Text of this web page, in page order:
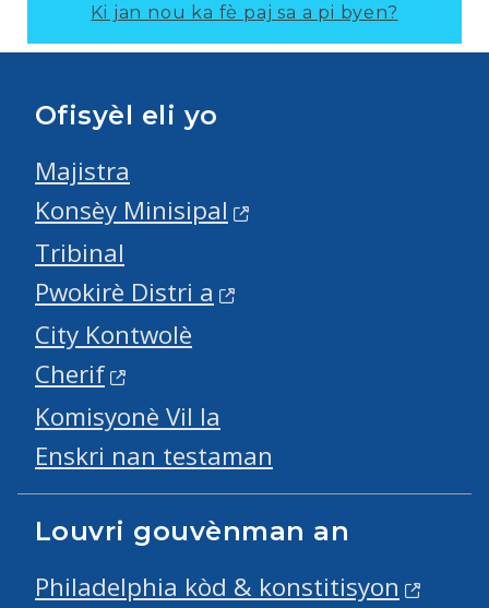
Ki jan nou ka fè paj sa a pi byen?
Ofisyèl eli yo
Majistra
Konsèy Minisipal
Tribinal
Pwokirè Distri a
City Kontwolè
Cherif
Komisyonè Vil la
Enskri nan testaman
Louvri gouvènman an
Philadelphia kòd & konstitisyon